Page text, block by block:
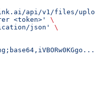
api/v1/files/
<token>'
\
json'
\